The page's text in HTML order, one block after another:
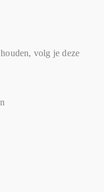
volg je deze